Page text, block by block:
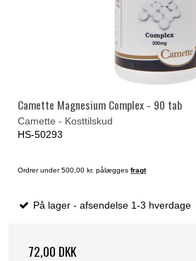
Camette Magnesium Complex - 90 tab
Camette - Kosttilskud
HS-50293
Ordrer under 500,00 kr. pålægges fragt
På lager - afsendelse 1-3 hverdage
72,00 DKK